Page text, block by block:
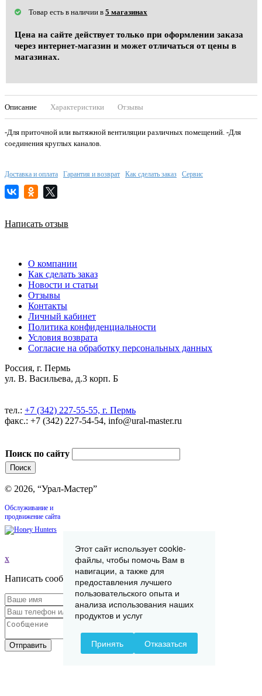
Товар есть в наличии в 5 магазинах
Цена на сайте действует только при оформлении заказа
через интернет-магазин и может отличаться от цены в
магазинах.
Описание Характеристики Отзывы
-Для приточной или вытяжной вентиляции различных помещений. -Для
соединения круглых каналов.
Доставка и оплата Гарантия и возврат Как сделать заказ Сервис
Написать отзыв
О компании
Как сделать заказ
Новости и статьи
Отзывы
Контакты
Личный кабинет
Политика конфиденциальности
Условия возврата
Согласие на обработку персональных данных
Россия, г. Пермь
ул. В. Васильева, д.3 корп. Б
тел.: +7 (342) 227-55-55, г. Пермь
факс.: +7 (342) 227-54-54, info@ural-master.ru
Поиск по сайту
© 2026, “Урал-Мастер”
Обслуживание и
продвижение сайта
x
Написать сообщение
Отправить
Этот сайт использует cookie-
файлы, чтобы помочь Вам в
навигации, а также для
предоставления лучшего
пользовательского опыта и
анализа использования наших
продуктов и услуг
Принять Отказаться